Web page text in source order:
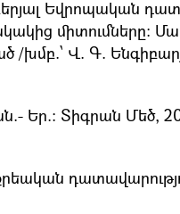
Եվրոպական
միտումները։
/խմբ.՝ Վ. Գ.
Եր.։ Տիգրան Մեծ,